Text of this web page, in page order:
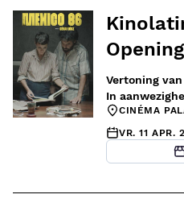
Vertoning van
In
CINÉMA
VR. 11 APR.